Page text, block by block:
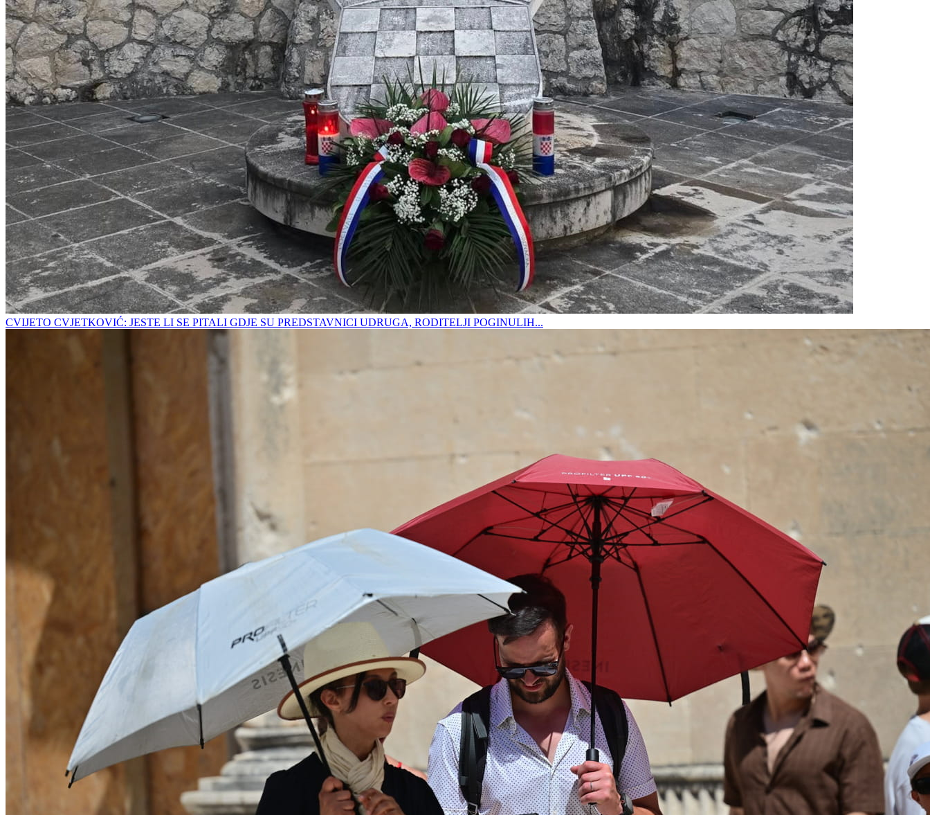
CVIJETO CVJETKOVIĆ: JESTE LI SE PITALI GDJE SU PREDSTAVNICI UDRUGA, RODITELJI POGINULIH...